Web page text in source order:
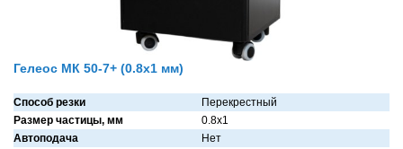
Гелеос МК 50-7+ (0.8х1 мм)
Способ резки
Перекрестный
Размер частицы, мм
0.8х1
Автоподача
Нет